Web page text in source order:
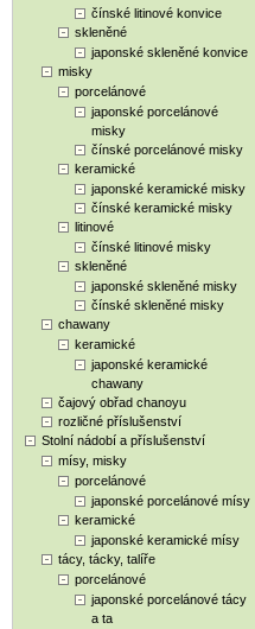
čínské litinové konvice
skleněné
japonské skleněné konvice
misky
porcelánové
japonské porcelánové
misky
čínské porcelánové misky
keramické
japonské keramické misky
čínské keramické misky
litinové
čínské litinové misky
skleněné
japonské skleněné misky
čínské skleněné misky
chawany
keramické
japonské keramické
chawany
čajový obřad chanoyu
rozličné příslušenství
Stolní nádobí a příslušenství
mísy, misky
porcelánové
japonské porcelánové mísy
keramické
japonské keramické mísy
tácy, tácky, talíře
porcelánové
japonské porcelánové tácy
a ta